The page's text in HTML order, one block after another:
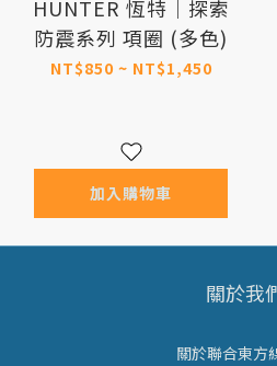
HUNTER 恆特｜探索
防震系列 項圈 (多色)
NT$850 ~ NT$1,450
加入購物車
關於我
關於聯合東方